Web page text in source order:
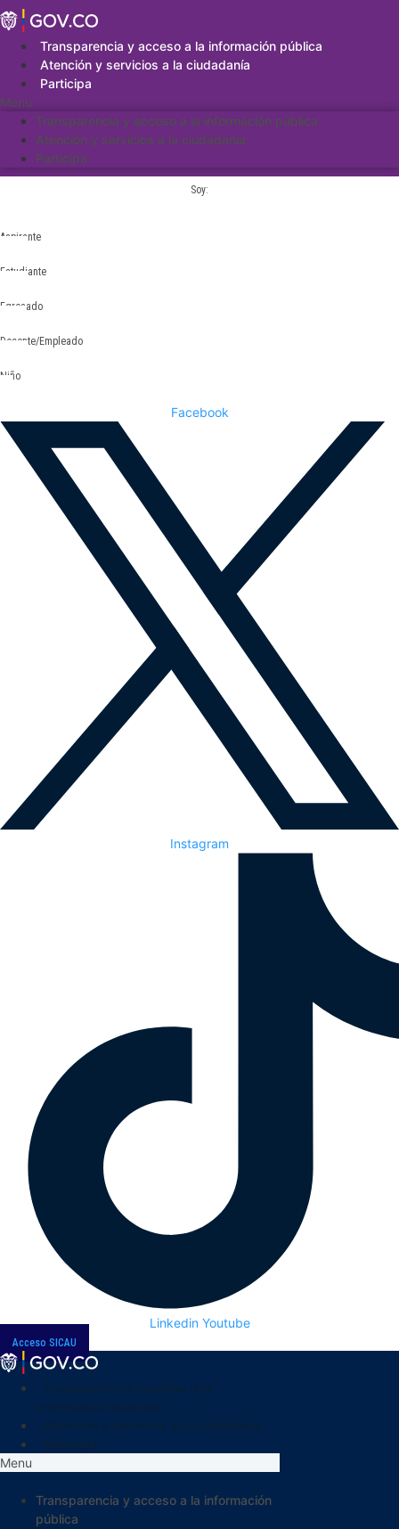
Saltar
al
contenidoTransparencia y acceso a la información pública
Atención y servicios a la ciudadanía
Participa
Menu
Transparencia y acceso a la información pública
Atención y servicios a la ciudadanía
Participa
Soy:
Aspirante
Estudiante
Egresado
Docente/Empleado
Niño
Facebook
Instagram
Linkedin Youtube
Acceso SICAU
Menu
Transparencia y acceso a la información
pública